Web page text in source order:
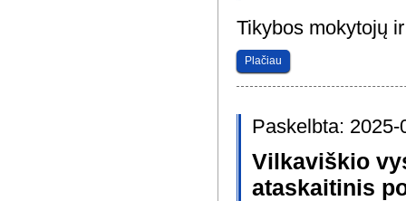
Tikybos mokytojų
Plačiau
Paskelbta: 2025-
Vilkaviškio
ataskaitinis